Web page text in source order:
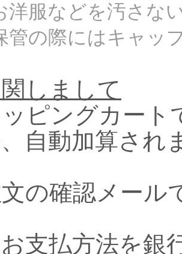
服などを汚さな
の際にはキャッ
しまして
ピングカート
自動加算され
の確認メール
支払方法を銀